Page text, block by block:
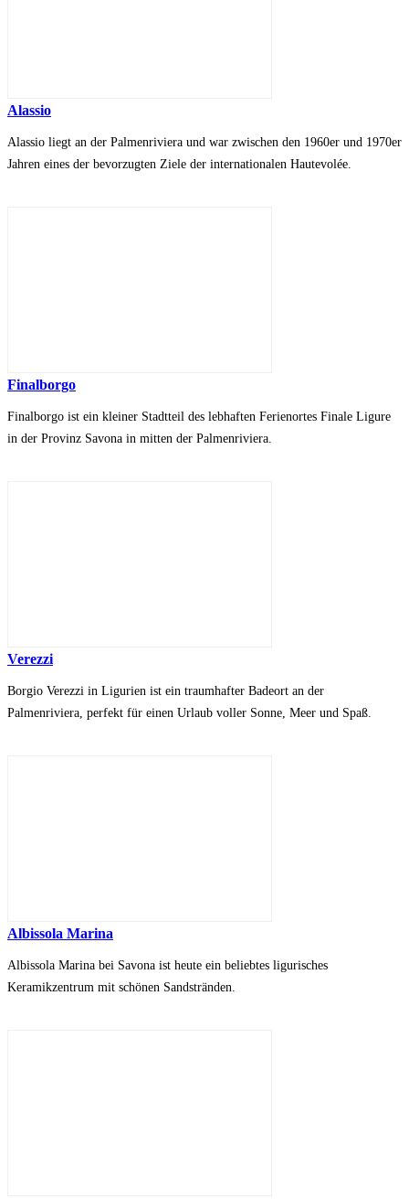
Alassio
Alassio liegt an der Palmenriviera und war zwischen den 1960er und 1970er
Jahren eines der bevorzugten Ziele der internationalen Hautevolée.
Finalborgo
Finalborgo ist ein kleiner Stadtteil des lebhaften Ferienortes Finale Ligure
in der Provinz Savona in mitten der Palmenriviera.
Verezzi
Borgio Verezzi in Ligurien ist ein traumhafter Badeort an der
Palmenriviera, perfekt für einen Urlaub voller Sonne, Meer und Spaß.
Albissola Marina
Albissola Marina bei Savona ist heute ein beliebtes ligurisches
Keramikzentrum mit schönen Sandstränden.